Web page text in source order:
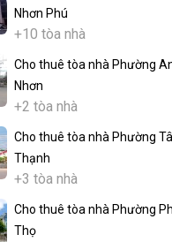
Nhơn Phú
+10 tòa nhà
Cho thuê tòa nhà Phường
Nhơn
+2 tòa nhà
Cho thuê tòa nhà Phường
Thạnh
+3 tòa nhà
Cho thuê tòa nhà Phường
Thọ